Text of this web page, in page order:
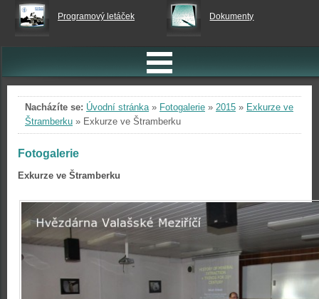
Programový letáček Dokumenty
Nacházíte se: Úvodní stránka» Fotogalerie » 2015 » Exkurze ve
Štramberku » Exkurze ve Štramberku
Fotogalerie
Exkurze ve Štramberku